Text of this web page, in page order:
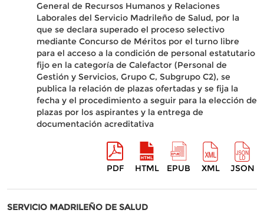
General de Recursos Humanos y Relaciones
Laborales del Servicio Madrileño de Salud, por la
que se declara superado el proceso selectivo
mediante Concurso de Méritos por el turno libre
para el acceso a la condición de personal estatutario
fijo en la categoría de Calefactor (Personal de
Gestión y Servicios, Grupo C, Subgrupo C2), se
publica la relación de plazas ofertadas y se fija la
fecha y el procedimiento a seguir para la elección de
plazas por los aspirantes y la entrega de
documentación acreditativa
PDF HTML EPUB XML JSON
SERVICIO MADRILEÑO DE SALUD